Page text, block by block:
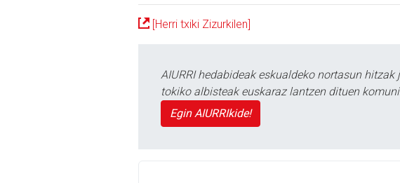
[Herri txiki Zizurkilen]
AIURRI hedabideak eskualdeko nortasun
tokiko albisteak euskaraz lantzen dituen
Egin AIURRIkide!